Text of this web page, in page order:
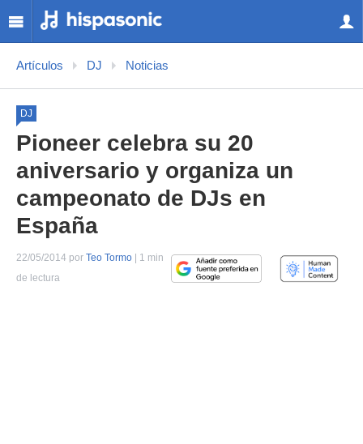
Artículos DJ Noticias
DJ
Pioneer celebra su 20
aniversario y organiza un
campeonato de DJs en
España
22/05/2014 por Teo Tormo | 1 min
de lectura